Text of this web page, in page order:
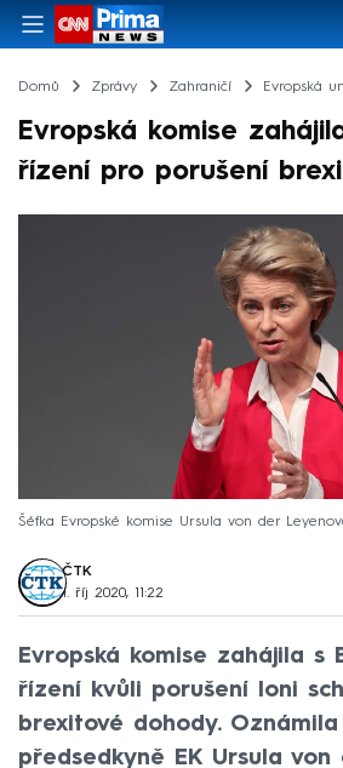
Domů Zprávy Zahraničí Evropská
Evropská komise
řízení pro porušení
Šéfka Evropské komise Ursula von der
ČTK
1. říj 2020, 11:22
Evropská komise zahájila s
řízení kvůli porušení loni
brexitové dohody.
předsedkyně EK Ursula von